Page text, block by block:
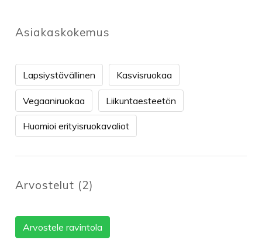
Asiakaskokemus
Lapsiystävällinen Kasvisruokaa
Vegaaniruokaa Liikuntaesteetön
Huomioi erityisruokavaliot
Arvostelut (2)
Arvostele ravintola